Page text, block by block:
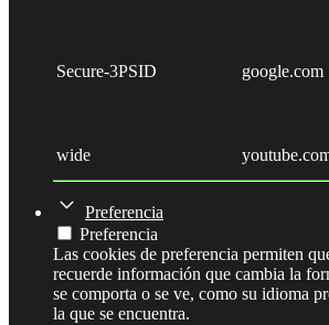
Secure-3PSID google.com
wide
Preferencia
Preferencia
Las cookies de preferencia permiten
recuerde información que cambia la
se comporta o se ve, como su idioma
la que se encuentra.